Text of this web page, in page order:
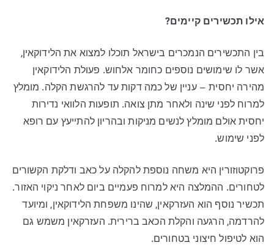
אילו תכשירים קיימים?
בין התכשירים הנמכרים בישראל תוכלו למצוא את הלידוקאין,
אשר לו שימושים נוספים כחומר אלחוש. פעולת הלידוקאין
מהירה יחסית – עניין של כמה דקות עד להרגשת הקלה. מומלץ
למרוח לפני שינה ולאחר מתן צואה. תופעות הלוואי נדירות
יחסית אולם מומלץ לנשים מניקות ובהריון להתייעץ עם רופא
לפני שימוש.
פרוקטוזורין היא משחה נוספת להקלה על כאב ודלקת הקשורים
לטחורים. ההמלצה היא למרוח פעמיים ביום לאחר ניקוי האזור.
תכשיר נוסף הוא העזרקאין, שהינו משפחת הלידוקאין, ומיועד
להרדמה, הרגעה והקלת הכאב ברירית. העזרקאין משמש גם
הוא לטיפול חיצוני בטחורים.